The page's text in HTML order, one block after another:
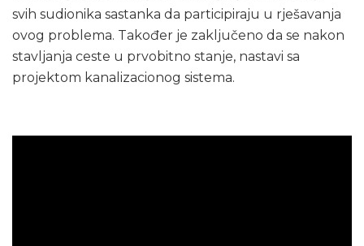
svih sudionika sastanka da participiraju u rješavanja
ovog problema. Također je zaključeno da se nakon
stavljanja ceste u prvobitno stanje, nastavi sa
projektom kanalizacionog sistema.